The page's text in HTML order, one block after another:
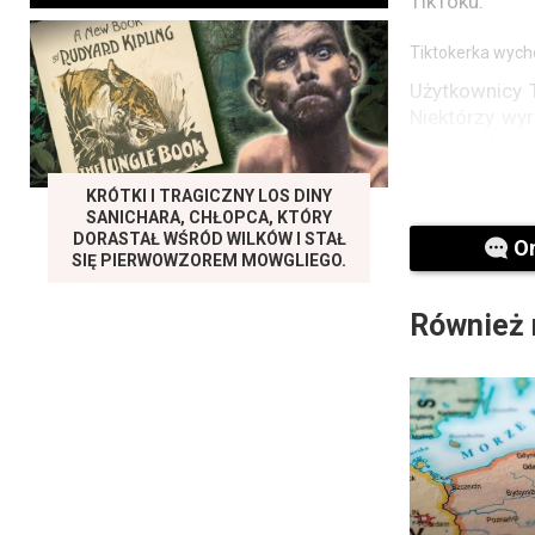
Tiktokerka
Użytkownicy
kilka lat. Nie
Peruwianka
“Miałaś
twoich
chodziło?”
W końcu
nastolatka
zastępczej,
KRÓTKI I TRAGICZNY LOS DINY
SANICHARA, CHŁOPCA, KTÓRY
DORASTAŁ WŚRÓD WILKÓW I STAŁ
SIĘ PIERWOWZOREM MOWGLIEGO.